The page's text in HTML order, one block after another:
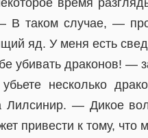
время
В таком случае, —
яд. У меня есть
убивать драконов! —
несколько
Лилсинир. — Дикое
привести к тому,